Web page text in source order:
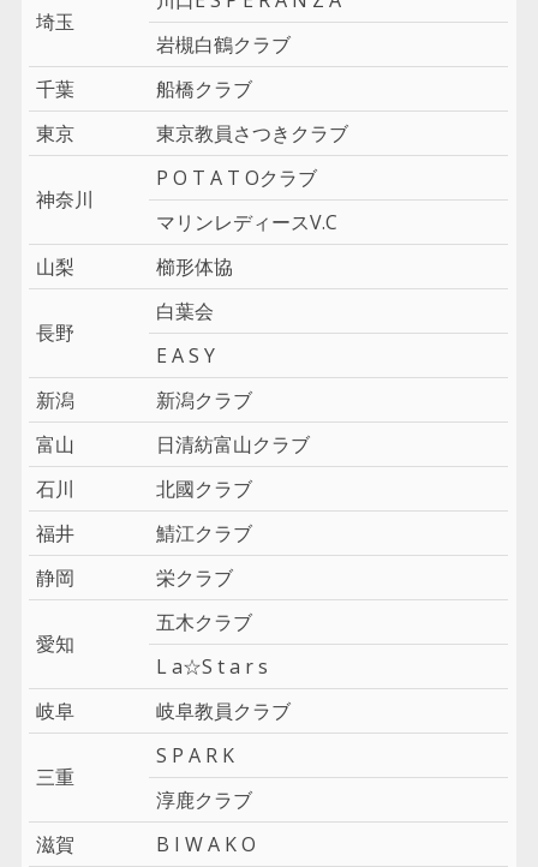
埼玉
岩槻白鶴クラブ
千葉
船橋クラブ
東京
東京教員さつきクラブ
神奈川
P O T A T Oクラブ
マリンレディースV.C
山梨
櫛形体協
長野
白葉会
E A S Y
新潟
新潟クラブ
富山
日清紡富山クラブ
石川
北國クラブ
福井
鯖江クラブ
静岡
栄クラブ
愛知
五木クラブ
L a☆S t a r s
岐阜
岐阜教員クラブ
三重
S P A R K
淳鹿クラブ
滋賀
B I W A K O